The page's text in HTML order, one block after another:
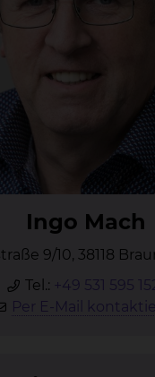
In­go Mach
9/10, 38118
Tel.: +49 531 595
Per E-Mail